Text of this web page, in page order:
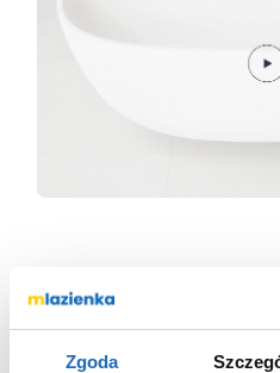
Zgoda
Sprawdź, co